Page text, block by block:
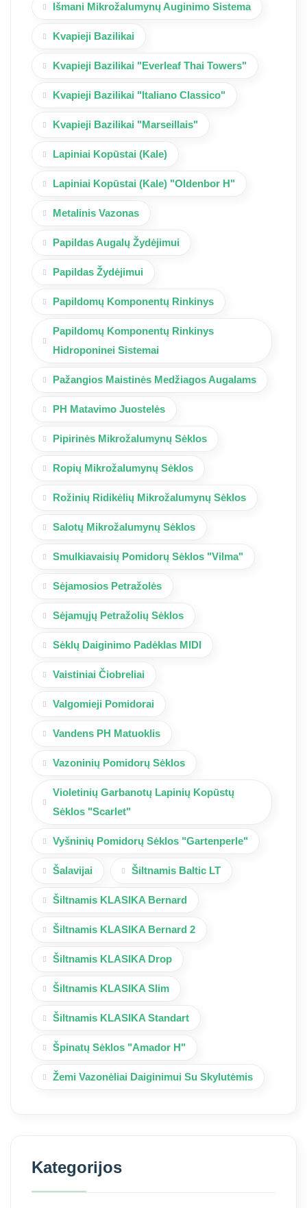
Išmani Mikrožalumynų Auginimo Sistema
Kvapieji Bazilikai
Kvapieji Bazilikai "Everleaf Thai Towers"
Kvapieji Bazilikai "Italiano Classico"
Kvapieji Bazilikai "Marseillais"
Lapiniai Kopūstai (Kale)
Lapiniai Kopūstai (Kale) "Oldenbor H"
Metalinis Vazonas
Papildas Augalų Žydėjimui
Papildas Žydėjimui
Papildomų Komponentų Rinkinys
Papildomų Komponentų Rinkinys
Hidroponinei Sistemai
Pažangios Maistinės Medžiagos Augalams
PH Matavimo Juostelės
Pipirinės Mikrožalumynų Sėklos
Ropių Mikrožalumynų Sėklos
Rožinių Ridikėlių Mikrožalumynų Sėklos
Salotų Mikrožalumynų Sėklos
Smulkiavaisių Pomidorų Sėklos "Vilma"
Sėjamosios Petražolės
Sėjamųjų Petražolių Sėklos
Sėklų Daiginimo Padėklas MIDI
Vaistiniai Čiobreliai
Valgomieji Pomidorai
Vandens PH Matuoklis
Vazoninių Pomidorų Sėklos
Violetinių Garbanotų Lapinių Kopūstų
Sėklos "Scarlet"
Vyšninių Pomidorų Sėklos "Gartenperle"
Šalavijai Šiltnamis Baltic LT
Šiltnamis KLASIKA Bernard
Šiltnamis KLASIKA Bernard 2
Šiltnamis KLASIKA Drop
Šiltnamis KLASIKA Slim
Šiltnamis KLASIKA Standart
Špinatų Sėklos "Amador H"
Žemi Vazonėliai Daiginimui Su Skylutėmis
Kategorijos